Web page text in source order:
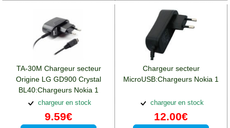
TA-30M Chargeur secteur
Origine LG GD900 Crystal
BL40:Chargeurs Nokia 1
chargeur en stock
9.59€
Chargeur secteur
MicroUSB:Chargeurs Nokia 1
chargeur en stock
12.00€